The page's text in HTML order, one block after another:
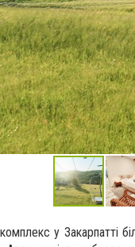
у Закарпатті